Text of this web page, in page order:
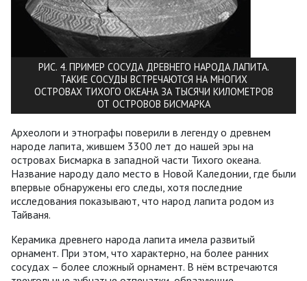
РИС. 4. ПРИМЕР СОСУДА ДРЕВНЕГО НАРОДА ЛАПИТА.
ТАКИЕ СОСУДЫ ВСТРЕЧАЮТСЯ НА МНОГИХ
ОСТРОВАХ ТИХОГО ОКЕАНА ЗА ТЫСЯЧИ КИЛОМЕТРОВ
ОТ ОСТРОВОВ БИСМАРКА
Археологи и этнографы поверили в легенду о древнем
народе лапита, жившем 3300 лет до нашей эры на
островах Бисмарка в западной части Тихого океана.
Название народу дало место в Новой Каледонии, где были
впервые обнаружены его следы, хотя последние
исследования показывают, что народ лапита родом из
Тайваня.
Керамика древнего народа лапита имела развитый
орнамент. При этом, что характерно, на более ранних
сосудах – более сложный орнамент. В нём встречаются